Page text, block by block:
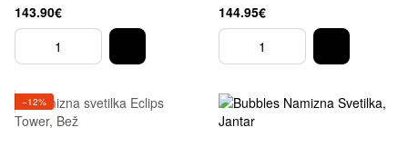
143.90€ 144.95€
−12%